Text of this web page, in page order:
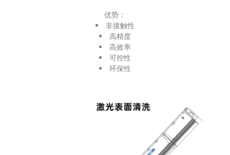
优势：
非接触性
高精度
高效率
可控性
环保性